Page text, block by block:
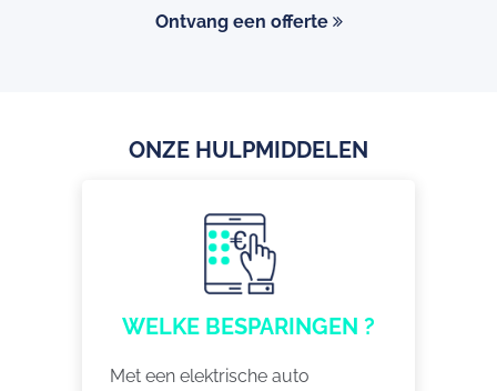
Ontvang een offerte
ONZE HULPMIDDELEN
WELKE BESPARINGEN ?
Met een elektrische auto